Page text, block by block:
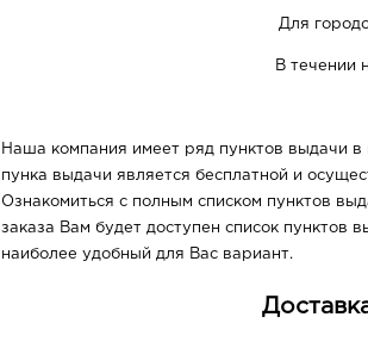
Для
В течении
Наша компания имеет ряд пунктов выдачи в
пунка выдачи является бесплатной и
Ознакомиться с полным списком пунктов
заказа Вам будет доступен список пунктов
наиболее удобный для Вас вариант.